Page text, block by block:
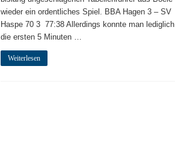
wieder ein ordentliches Spiel. BBA Hagen 3 – SV
Haspe 70 3 77:38 Allerdings konnte man lediglich
die ersten 5 Minuten …
Weiterlesen